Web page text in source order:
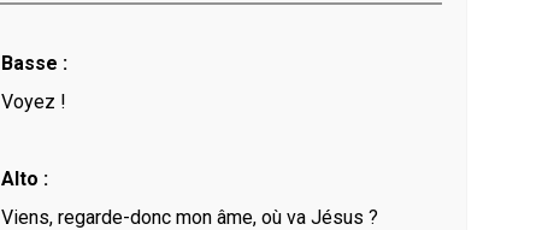
Basse :
Voyez !
Alto :
Viens, regarde-donc mon âme, où va Jésus ?